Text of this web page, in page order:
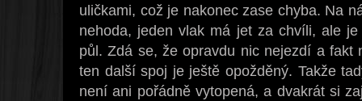
uličkami, což je nakonec zase chyba. Na
nehoda, jeden vlak má jet za chvíli, ale
půl. Zdá se, že opravdu nic nejezdí a fakt
ten další spoj je ještě opožděný. Takže
není ani pořádně vytopená, a dvakrát si